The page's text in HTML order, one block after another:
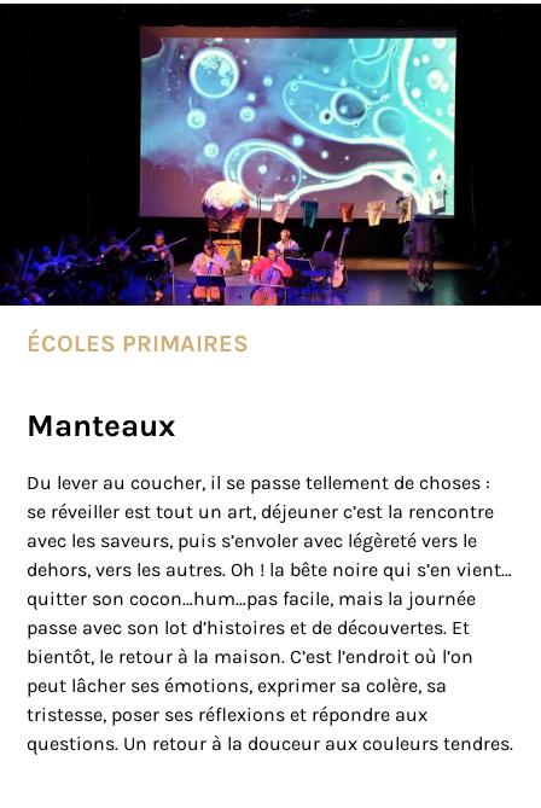
ÉCOLES PRIMAIRES
Manteaux
Du lever au coucher, il se passe tellement de choses :
se réveiller est tout un art, déjeuner c’est la rencontre
avec les saveurs, puis s’envoler avec légèreté vers le
dehors, vers les autres. Oh ! la bête noire qui s’en vient…
quitter son cocon…hum…pas facile, mais la journée
passe avec son lot d’histoires et de découvertes. Et
bientôt, le retour à la maison. C’est l’endroit où l’on
peut lâcher ses émotions, exprimer sa colère, sa
tristesse, poser ses réflexions et répondre aux
questions. Un retour à la douceur aux couleurs tendres.